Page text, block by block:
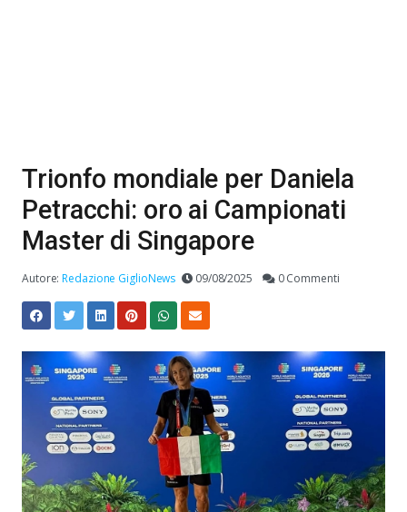
Trionfo mondiale per Daniela
Petracchi: oro ai Campionati
Master di Singapore
Autore:Redazione GiglioNews 09/08/2025 0 Commenti